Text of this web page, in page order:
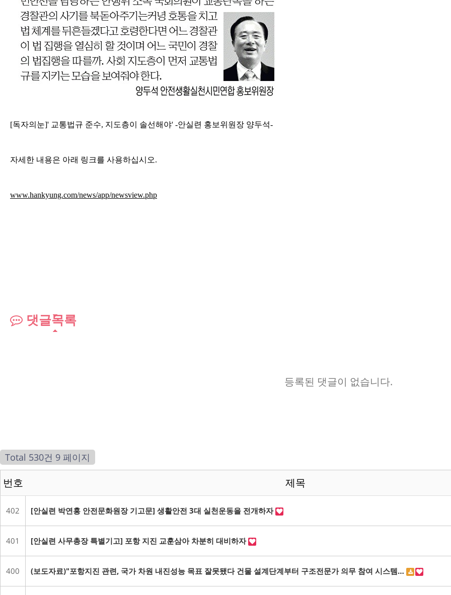
[독자의눈]' 교통법규 준수, 지도층이 솔선해야' -안실련 홍보위원장 양두석-
자세한 내용은 아래 링크를 사용하십시오.
www.hankyung.com/news/app/newsview.php
댓글목록
등록된 댓글이 없습니다.
Total 530건 9 페이지
번호 제목
402 [안실련 박연홍 안전문화원장 기고문] 생활안전 3대 실천운동을 전개하자
401 [안실련 사무총장 특별기고] 포항 지진 교훈삼아 차분히 대비하자
400 (보도자료)"포항지진 관련, 국가 차원 내진성능 목표 잘못됐다 건물 설계단계부터 구조전문가 의무 참여 시스템…